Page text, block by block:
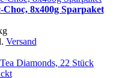
8x400g Sparpaket
Versand